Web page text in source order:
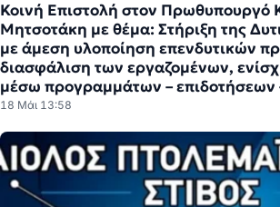
Κοινή Επιστολή στον Πρωθυπουργό
Μητσοτάκη με θέμα: Στήριξη της
με άμεση υλοποίηση επενδυτικών
διασφάλιση των εργαζομένων,
μέσω προγραμμάτων – επιδοτήσεων
18 Μάι 13:58